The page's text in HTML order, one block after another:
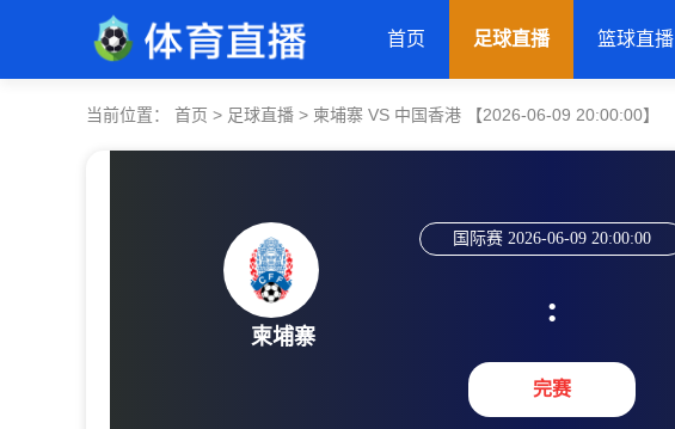
首页 足球直播 篮球直播
当前位置： 首页 > 足球直播 > 柬埔寨 VS 中国香港 【2026-06-09 20:00:00】
柬埔寨
国际赛 2026-06-09 20:00:00
:
完赛